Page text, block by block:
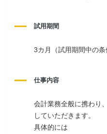
試用期間
3カ月（試用期間中の条
仕事内容
会計業務全般に携わり
していただきます。
具体的には